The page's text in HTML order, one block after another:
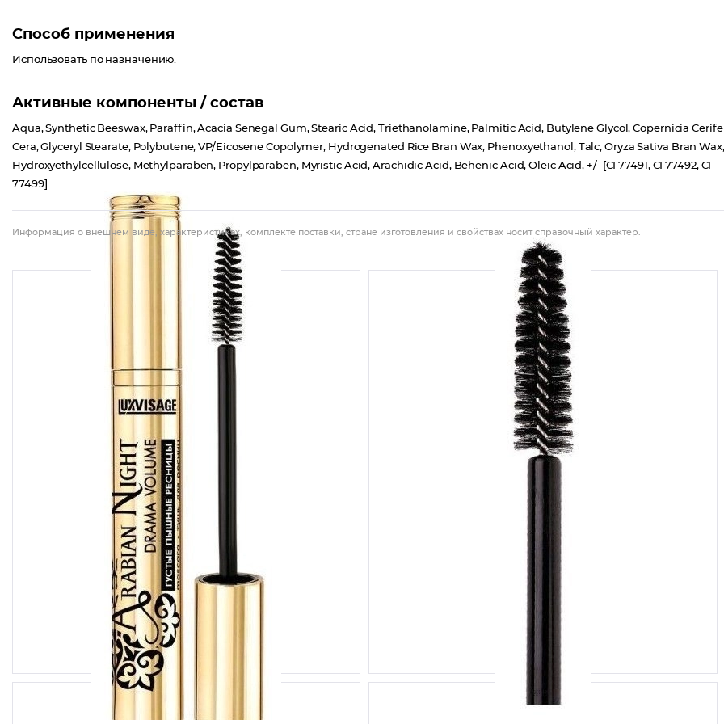
Способ применения
Использовать по назначению.
Активные компоненты / состав
Aqua, Synthetic Beeswax, Paraffin, Acacia Senegal Gum, Stearic Acid, Triethanolamine, Palmitic Acid, Butylene Glycol, Copernicia
Cera, Glyceryl Stearate, Polybutene, VP/Eicosene Copolymer, Hydrogenated Rice Bran Wax, Phenoxyethanol, Talc, Oryza Sativa Bran Wax,
Hydroxyethylcellulose, Methylparaben, Propylparaben, Myristic Acid, Arachidic Acid, Behenic Acid, Oleic Acid, +/- [CI 77491, CI 77492, CI
77499].
Информация о внешнем виде, характеристиках, комплекте поставки, стране изготовления и свойствах носит справочный характер.